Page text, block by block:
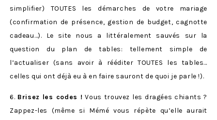
simplifier) TOUTES les démarches de votre mariage
(confirmation de présence, gestion de budget, cagnotte
cadeau…). Le site nous a littéralement sauvés sur la
question du plan de tables: tellement simple de
l’actualiser (sans avoir à rééditer TOUTES les tables…
celles qui ont déjà eu à en faire sauront de quoi je parle !).
6. Brisez les codes ! Vous trouvez les dragées chiants ?
Zappez-les (même si Mémé vous répète qu’elle aurait